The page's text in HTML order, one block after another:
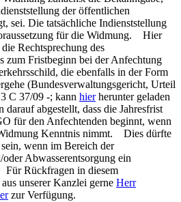
der öffentlichen
sei. Die tatsächliche Indienststellung
für die Widmung. Hier
Rechtsprechung des
zum Fristbeginn bei der Anfechtung
die ebenfalls in der Form
(Bundesverwaltungsgericht, Urteil
C 37/09 -; kann hierherunter geladen
abgestellt, dass die Jahresfrist
für den Anfechtenden beginnt, wenn
Kenntnis nimmt. Dies dürfte
wenn im Bereich der
Abwasserentsorgung ein
Rückfragen in diesem
unserer Kanzlei gerne Herr
zur Verfügung.